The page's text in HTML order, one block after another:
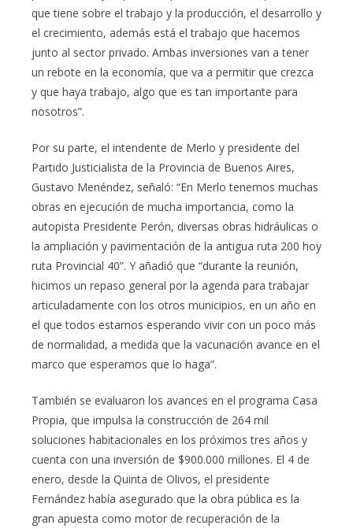
que tiene sobre el trabajo y la producción, el desarrollo y
el crecimiento, además está el trabajo que hacemos
junto al sector privado. Ambas inversiones van a tener
un rebote en la economía, que va a permitir que crezca
y que haya trabajo, algo que es tan importante para
nosotros”.
Por su parte, el intendente de Merlo y presidente del
Partido Justicialista de la Provincia de Buenos Aires,
Gustavo Menéndez, señaló: “En Merlo tenemos muchas
obras en ejecución de mucha importancia, como la
autopista Presidente Perón, diversas obras hidráulicas o
la ampliación y pavimentación de la antigua ruta 200 hoy
ruta Provincial 40”. Y añadió que “durante la reunión,
hicimos un repaso general por la agenda para trabajar
articuladamente con los otros municipios, en un año en
el que todos estamos esperando vivir con un poco más
de normalidad, a medida que la vacunación avance en el
marco que esperamos que lo haga”.
También se evaluaron los avances en el programa Casa
Propia, que impulsa la construcción de 264 mil
soluciones habitacionales en los próximos tres años y
cuenta con una inversión de $900.000 millones. El 4 de
enero, desde la Quinta de Olivos, el presidente
Fernández había asegurado que la obra pública es la
gran apuesta como motor de recuperación de la